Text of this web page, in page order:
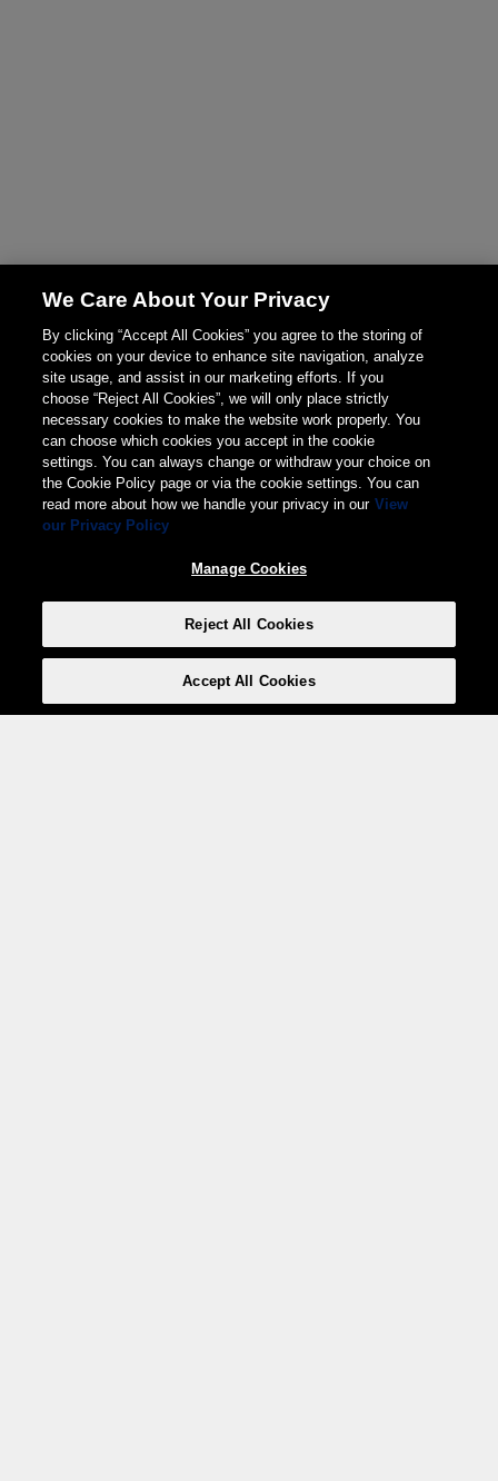
We Care About Your Privacy
By clicking “Accept All Cookies” you agree to the storing of
cookies on your device to enhance site navigation, analyze
site usage, and assist in our marketing efforts. If you
choose “Reject All Cookies”, we will only place strictly
necessary cookies to make the website work properly. You
can choose which cookies you accept in the cookie
settings. You can always change or withdraw your choice on
the Cookie Policy page or via the cookie settings. You can
read more about how we handle your privacy in our View
our Privacy Policy
Manage Cookies
Reject All Cookies
Accept All Cookies